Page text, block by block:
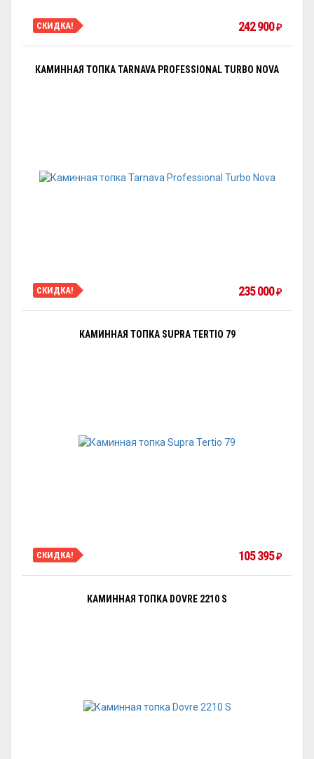
СКИДКА! 242 900 ₽
КАМИННАЯ ТОПКА TARNAVA PROFESSIONAL TURBO NOVA
СКИДКА! 235 000 ₽
КАМИННАЯ ТОПКА SUPRA TERTIO 79
СКИДКА! 105 395 ₽
КАМИННАЯ ТОПКА DOVRE 2210 S